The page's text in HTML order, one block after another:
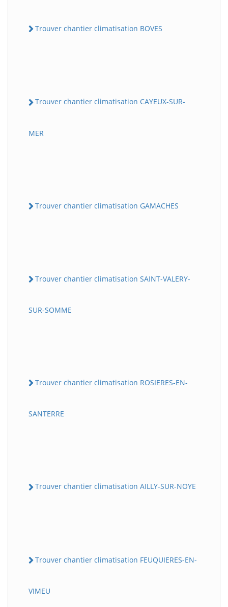
Trouver chantier climatisation BOVES
Trouver chantier climatisation CAYEUX-SUR-
MER
Trouver chantier climatisation GAMACHES
Trouver chantier climatisation SAINT-VALERY-
SUR-SOMME
Trouver chantier climatisation ROSIERES-EN-
SANTERRE
Trouver chantier climatisation AILLY-SUR-NOYE
Trouver chantier climatisation FEUQUIERES-EN-
VIMEU